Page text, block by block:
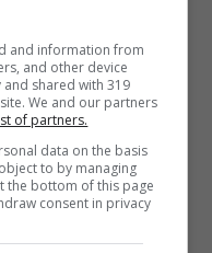
100% fino a 50€ in
a 2000€ in Bonus
and information from
and other device
shared with 319
We and our partners
of partners.
data on the basis
to by managing
the bottom of this page
consent in privacy